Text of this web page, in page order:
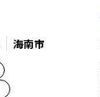
海南市